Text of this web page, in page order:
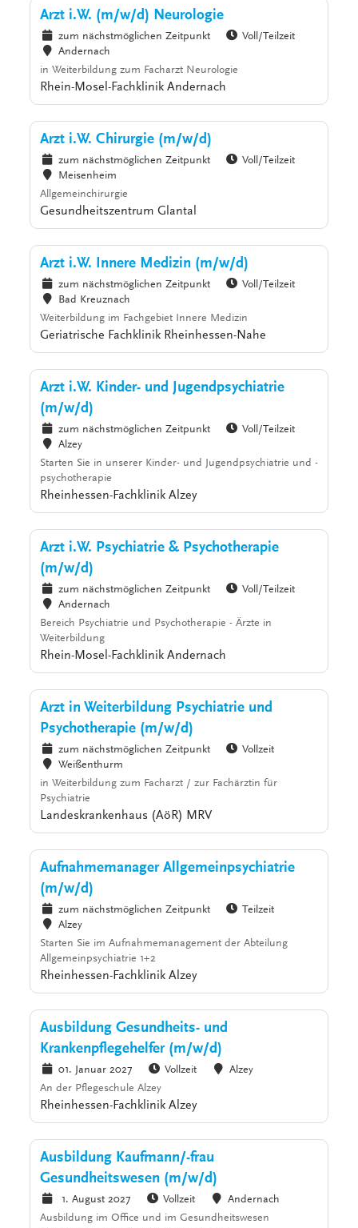
Arzt i.W. (m/w/d) Neurologie
zum nächstmöglichen Zeitpunkt
Voll/Teilzeit
Andernach
in Weiterbildung zum Facharzt Neurologie
Rhein-Mosel-Fachklinik Andernach
Arzt i.W. Chirurgie (m/w/d)
zum nächstmöglichen Zeitpunkt
Voll/Teilzeit
Meisenheim
Allgemeinchirurgie
Gesundheitszentrum Glantal
Arzt i.W. Innere Medizin (m/w/d)
zum nächstmöglichen Zeitpunkt
Voll/Teilzeit
Bad Kreuznach
Weiterbildung im Fachgebiet Innere Medizin
Geriatrische Fachklinik Rheinhessen-Nahe
Arzt i.W. Kinder- und Jugendpsychiatrie
(m/w/d)
zum nächstmöglichen Zeitpunkt
Voll/Teilzeit
Alzey
Starten Sie in unserer Kinder- und Jugendpsychiatrie und -
psychotherapie
Rheinhessen-Fachklinik Alzey
Arzt i.W. Psychiatrie & Psychotherapie
(m/w/d)
zum nächstmöglichen Zeitpunkt
Voll/Teilzeit
Andernach
Bereich Psychiatrie und Psychotherapie - Ärzte in
Weiterbildung
Rhein-Mosel-Fachklinik Andernach
Arzt in Weiterbildung Psychiatrie und
Psychotherapie (m/w/d)
zum nächstmöglichen Zeitpunkt
Vollzeit
Weißenthurm
in Weiterbildung zum Facharzt / zur Fachärztin für
Psychiatrie
Landeskrankenhaus (AöR) MRV
Aufnahmemanager Allgemeinpsychiatrie
(m/w/d)
zum nächstmöglichen Zeitpunkt
Teilzeit
Alzey
Starten Sie im Aufnahmemanagement der Abteilung
Allgemeinpsychiatrie 1+2
Rheinhessen-Fachklinik Alzey
Ausbildung Gesundheits- und
Krankenpflegehelfer (m/w/d)
01. Januar 2027 Vollzeit
Alzey
An der Pflegeschule Alzey
Rheinhessen-Fachklinik Alzey
Ausbildung Kaufmann/-frau
Gesundheitswesen (m/w/d)
1. August 2027 Vollzeit
Andernach
Ausbildung im Office und im Gesundheitswesen